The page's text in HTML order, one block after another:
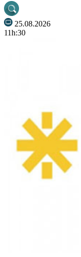
25.08.2026
11h:30